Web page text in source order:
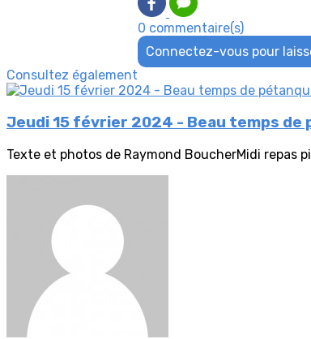
0 commentaire(s)
Connectez-vous pour
Consultez également
Jeudi 15 février 2024 - Beau
Texte et photos de Raymond BoucherMidi repas